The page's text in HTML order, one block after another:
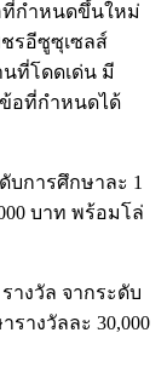
ที่กำหนดขึ้นใหม่
รอีซูซุเซลส์
นที่โดดเด่น มี
อที่กำหนดได้
บการศึกษาละ 1
บาท พร้อมโล่
างวัล จากระดับ
างวัลละ 30,000